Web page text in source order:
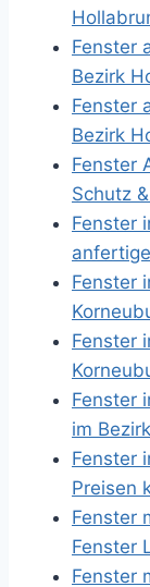
Fenster
Bezirk
Fenster
Bezirk
Fenster
Schutz
Fenster
Fenster
Fenster
Fenster
im
Fenster
Preisen
Fenster
Fenster
Fenster